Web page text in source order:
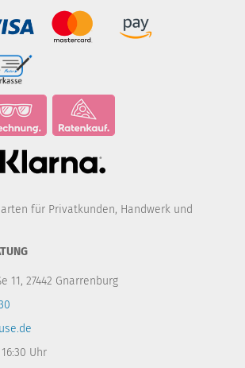
für Privatkunden, Handwerk und
11, 27442 Gnarrenburg
Uhr